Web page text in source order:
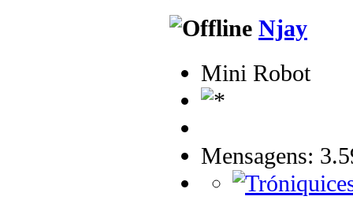
Njay
Mini Robot
Mensagens: